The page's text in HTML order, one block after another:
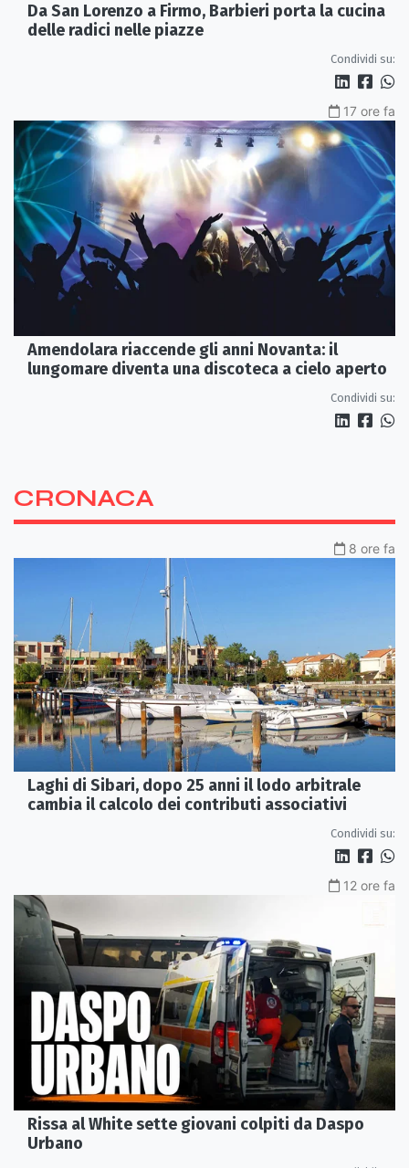
Da San Lorenzo a Firmo, Barbieri porta la cucina
delle radici nelle piazze
Condividi su:
17 ore fa
Amendolara riaccende gli anni Novanta: il
lungomare diventa una discoteca a cielo aperto
Condividi su:
CRONACA
8 ore fa
Laghi di Sibari, dopo 25 anni il lodo arbitrale
cambia il calcolo dei contributi associativi
Condividi su:
12 ore fa
Rissa al White sette giovani colpiti da Daspo
Urbano